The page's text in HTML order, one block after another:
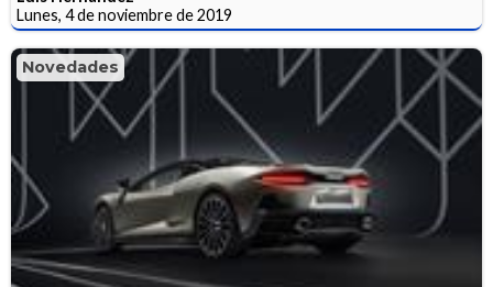
Lunes, 4 de noviembre de 2019
Novedades